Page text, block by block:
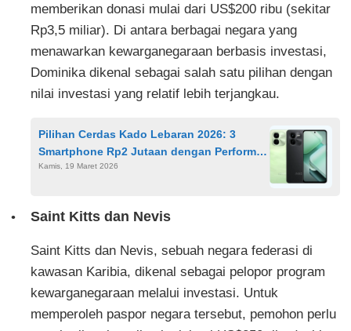
memberikan donasi mulai dari US$200 ribu (sekitar
Rp3,5 miliar). Di antara berbagai negara yang
menawarkan kewarganegaraan berbasis investasi,
Dominika dikenal sebagai salah satu pilihan dengan
nilai investasi yang relatif lebih terjangkau.
Pilihan Cerdas Kado Lebaran 2026: 3
Smartphone Rp2 Jutaan dengan Performa
Unggul
Kamis, 19 Maret 2026
Saint Kitts dan Nevis
Saint Kitts dan Nevis, sebuah negara federasi di
kawasan Karibia, dikenal sebagai pelopor program
kewarganegaraan melalui investasi. Untuk
memperoleh paspor negara tersebut, pemohon perlu